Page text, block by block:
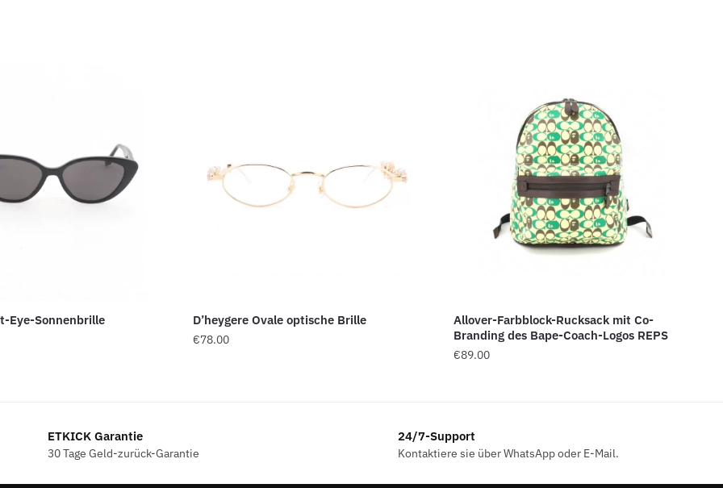
Eye-Sonnenbrille D’heygere Ovale optische Brille
€78.00
Allover-Farbblock-Rucksack mit Co-
Branding des Bape-Coach-Logos REPS
€89.00
ETKICK Garantie
30 Tage Geld-zurück-Garantie
24/7-Support
Kontaktiere sie über WhatsApp oder E-Mail.